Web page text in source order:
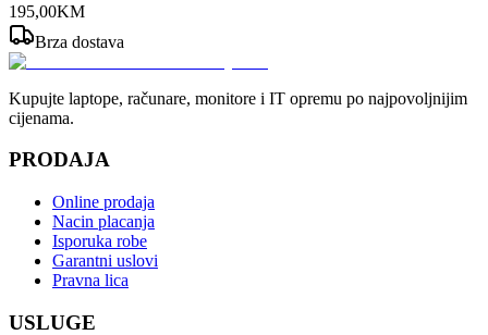
195,00KM
Brza dostava
Kupujte laptope, računare, monitore i IT opremu po najpovoljnijim
cijenama.
PRODAJA
Online prodaja
Nacin placanja
Isporuka robe
Garantni uslovi
Pravna lica
USLUGE